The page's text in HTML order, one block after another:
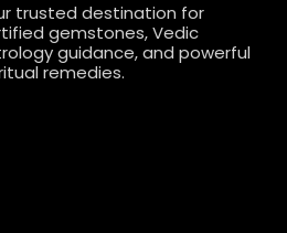
trusted destination for
gemstones, Vedic
guidance, and powerful
remedies.